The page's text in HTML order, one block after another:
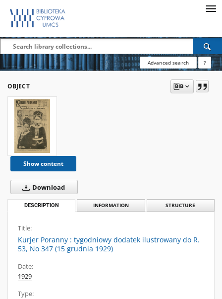
Advanced search ?
OBJECT
Show content
Download
DESCRIPTION INFORMATION STRUCTURE
Title:
Kurjer Poranny : tygodniowy dodatek ilustrowany do R.
53, No 347 (15 grudnia 1929)
Date:
1929
Type: